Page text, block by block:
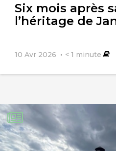
Six mois après
l’héritage de
10 Avr 2026 < 1 minute